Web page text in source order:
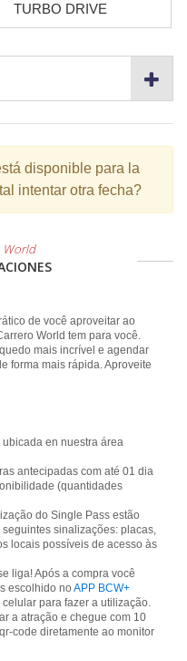
TURBO DRIVE
disponible para la
intentar otra fecha?
World
de você aproveitar ao
World tem para você.
mais incrível e agendar
forma mais rápida. Aproveite
ubicada en nuestra área
antecipadas com até 01 dia
(quantidades
do Single Pass estão
sinalizações: placas,
locais possíveis de acesso às
liga! Após a compra você
escolhido no APP BCW+
celular para fazer a utilização.
a atração e chegue com 10
code diretamente ao monitor